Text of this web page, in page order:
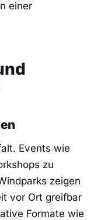
einer
Events wie
zu
zeigen
vor Ort greifbar
Formate wie